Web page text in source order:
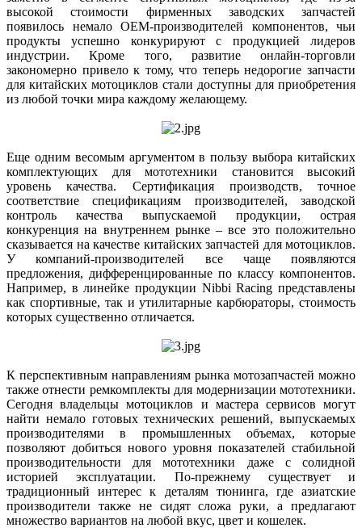
высокой стоимости фирменных заводских запчастей
появилось немало OEM-производителей компонентов, чьи
продукты успешно конкурируют с продукцией лидеров
индустрии. Кроме того, развитие онлайн-торговли
закономерно привело к тому, что теперь недорогие запчасти
для китайских мотоциклов стали доступны для приобретения
из любой точки мира каждому желающему.
Еще одним весомым аргументом в пользу выбора китайских
комплектующих для мототехники становится высокий
уровень качества. Сертификация производств, точное
соответствие спецификациям производителей, заводской
контроль качества выпускаемой продукции, острая
конкуренция на внутреннем рынке – все это положительно
сказывается на качестве китайских запчастей для мотоциклов.
У компаний-производителей все чаще появляются
предложения, дифференцированные по классу компонентов.
Например, в линейке продукции Nibbi Racing представлены
как спортивные, так и утилитарные карбюраторы, стоимость
которых существенно отличается.
К перспективным направлениям рынка мотозапчастей можно
также отнести ремкомплекты для модернизации мототехники.
Сегодня владельцы мотоциклов и мастера сервисов могут
найти немало готовых технических решений, выпускаемых
производителями в промышленных объемах, которые
позволяют добиться нового уровня показателей стабильной
производительности для мототехники даже с солидной
историей эксплуатации. По-прежнему существует и
традиционный интерес к деталям тюнинга, где азиатские
производители также не сидят сложа руки, а предлагают
множество вариантов на любой вкус, цвет и кошелек.